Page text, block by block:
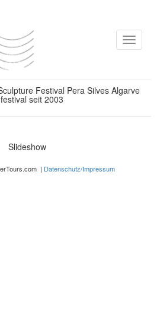
Toggle
Festival Pera Silves Algarve
seit 2003
Slideshow
| Datenschutz/Impressum